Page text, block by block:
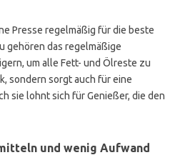
Presse regelmäßig für die beste
gehören das regelmäßige
um alle Fett- und Ölreste zu
sondern sorgt auch für eine
sie lohnt sich für Genießer, die den
und wenig Aufwand